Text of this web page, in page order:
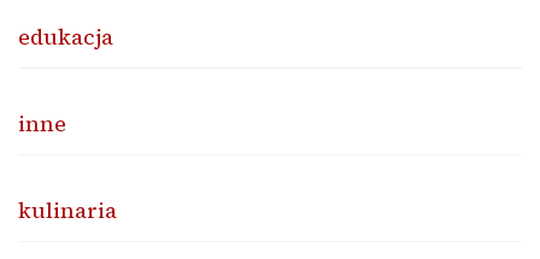
edukacja
inne
kulinaria